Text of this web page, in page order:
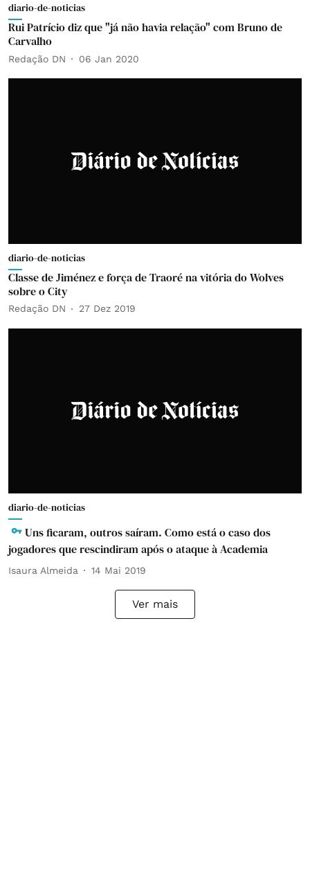
diario-de-noticias
Rui Patrício diz que "já não havia relação" com Bruno de
Carvalho
Redação DN 06 Jan 2020
diario-de-noticias
Classe de Jiménez e força de Traoré na vitória do Wolves
sobre o City
Redação DN 27 Dez 2019
diario-de-noticias
Uns ficaram, outros saíram. Como está o caso dos
jogadores que rescindiram após o ataque à Academia
Isaura Almeida 14 Mai 2019
Ver mais